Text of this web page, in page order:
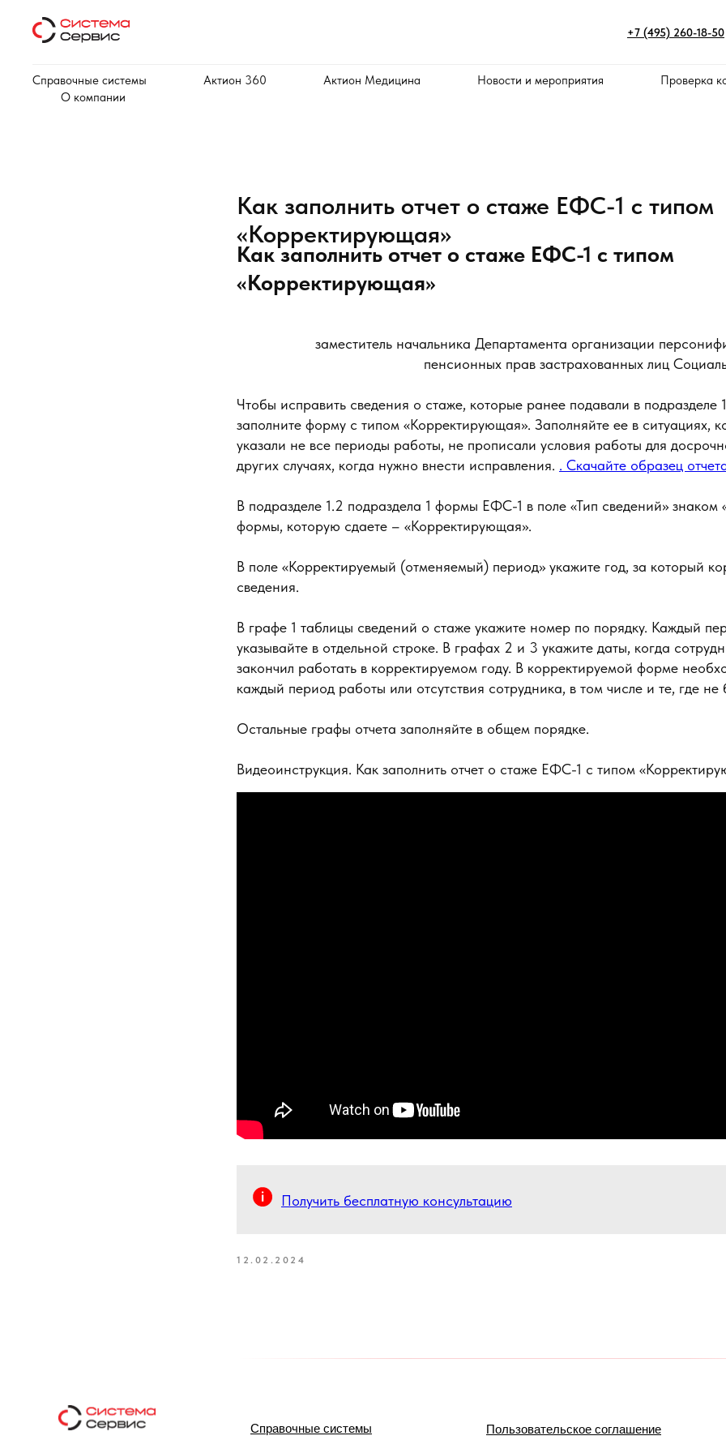
+7 (495) 260-18-50
Справочные системы Актион 360 Актион Медицина Новости и мероприятия Проверка
О компании
Как заполнить отчет о стаже ЕФС-1 с типом
«Корректирующая»
Как заполнить отчет о стаже ЕФС-1 с типом
«Корректирующая»
заместитель начальника Департамента организации
пенсионных прав застрахованных лиц
Чтобы исправить сведения о стаже, которые ранее подавали в
заполните форму с типом «Корректирующая». Заполняйте ее в ситуациях,
указали не все периоды работы, не прописали условия работы для
других случаях, когда нужно внести исправления. . Скачайте образец
В подразделе 1.2 подраздела 1 формы ЕФС-1 в поле «Тип сведений» знаком
формы, которую сдаете – «Корректирующая».
В поле «Корректируемый (отменяемый) период» укажите год, за который
сведения.
В графе 1 таблицы сведений о стаже укажите номер по порядку. Каждый
указывайте в отдельной строке. В графах 2 и 3 укажите даты, когда
закончил работать в корректируемом году. В корректируемой форме
каждый период работы или отсутствия сотрудника, в том числе и те, где
Остальные графы отчета заполняйте в общем порядке.
Видеоинструкция. Как заполнить отчет о стаже ЕФС-1 с типом
Получить бесплатную консультацию
12.02.2024
Справочные системы Пользовательское соглашение